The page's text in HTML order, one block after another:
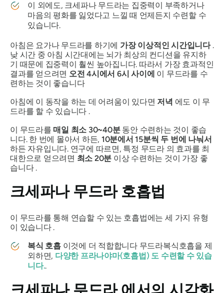
이 외에도, 크세파나 무드라는 집중력이 부족하거나
마음의 평화를 잃었다고 느낄 때 언제든지 수련할 수
있습니다.
아침은 요가나 무드라를 하기에 가장 이상적인 시간입니다.
낮 시간 중 아침 시간대에는 뇌가 최상의 컨디션을 유지하
기 때문에 집중력이 훨씬 높아집니다. 따라서 가장 효과적인
결과를 얻으려면 오전 4시에서 6시 사이에 이 무드라를 수
련하는 것이 좋습니다
아침에 이 동작을 하는 데 어려움이 있다면 저녁 에도 이 무
드라를 할 수 있습니다 .
이 무드라를 매일 최소 30~40분동안 수련하는 것이 좋습
니다. 한 번에 몰아서 하든, 10분에서 15분씩 두 번에 나눠서
하든 자유입니다. 연구에 따르면, 특정 무드라 의 효과를 최
대한으로 얻으려면 최소 20분 이상 수련하는 것이 가장 좋
습니다 .
크세파나 무드라호흡법
이 무드라를 통해 연습할 수 있는 호흡법에는 세 가지 유형
이 있습니다 .
복식 호흡이것에 더 적합합니다 무드라복식호흡을 제
외하면, 다양한 프라나야마(호흡법) 도 수련할 수 있습
니다..